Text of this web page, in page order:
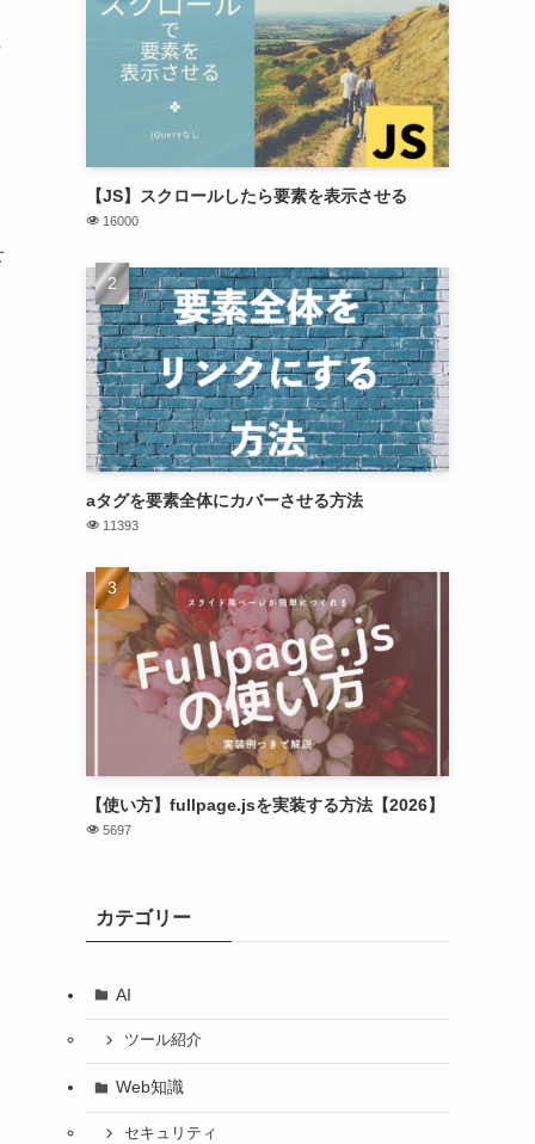
【JS】スクロールしたら要素を表示させる
16000
aタグを要素全体にカバーさせる方法
11393
【使い方】fullpage.jsを実装する方法【2026】
5697
カテゴリー
AI
ツール紹介
Web知識
セキュリティ